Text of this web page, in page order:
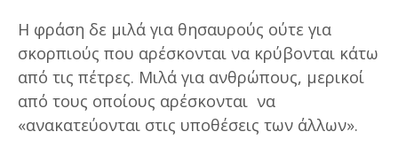
Η φράση δε μιλά για θησαυρούς ούτε για
σκορπιούς που αρέσκονται να κρύβονται κάτω
από τις πέτρες. Μιλά για ανθρώπους, μερικοί
από τους οποίους αρέσκονται να
«ανακατεύονται στις υποθέσεις των άλλων».